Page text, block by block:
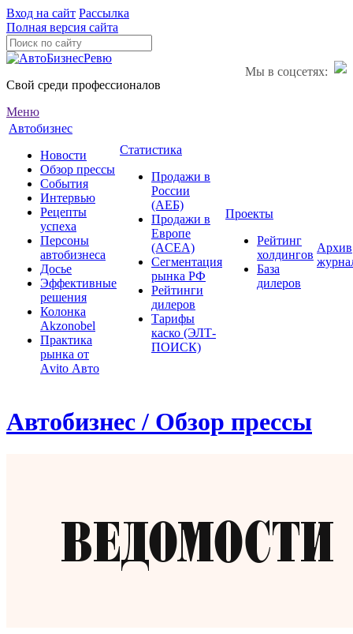
Вход на сайт Рассылка
Полная версия сайта
Мы в соцсетях:
Свой среди профессионалов
Меню
Автобизнес
Новости
Обзор прессы
События
Интервью
Рецепты
успеха
Персоны
автобизнеса
Досье
Эффективные
решения
Колонка
Akzonobel
Практика
рынка от
Аvito Авто
Статистика
Продажи в
России
(АЕБ)
Продажи в
Европе
(ACEA)
Сегментация
рынка РФ
Рейтинги
дилеров
Тарифы
каско (ЭЛТ-
ПОИСК)
Проекты
Рейтинг
холдингов
База
дилеров
Архив
Автобизнес / Обзор прессы